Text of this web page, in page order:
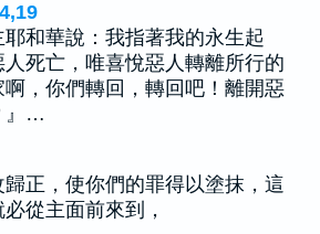
和華說：我指著我的永生起
死亡，唯喜悅惡人轉離所行的
，你們轉回，轉回吧！離開惡
』…
正，使你們的罪得以塗抹，這
從主面前來到，